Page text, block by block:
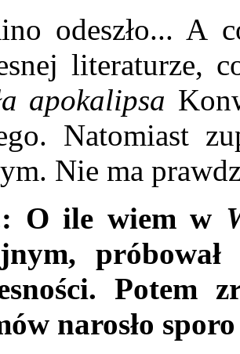
odeszło... A
literatu­rze,
apokalipsa
Nato­miast
Nie ma
O ile wiem w
Potem
narosło